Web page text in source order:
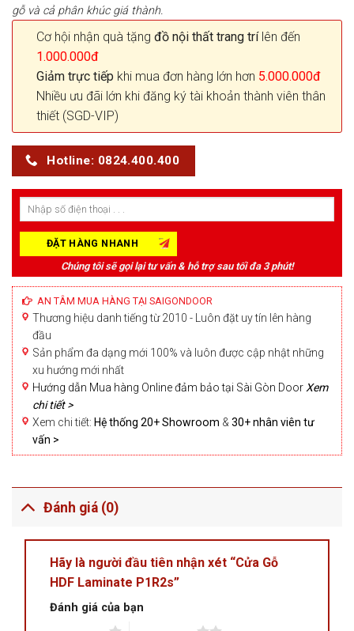
gỗ và cả phân khúc giá thành.
Cơ hội nhận quà tặng đồ nội thất trang trílên đến
1.000.000đ
Giảm trực tiếp khi mua đơn hàng lớn hơn 5.000.000đ
Nhiều ưu đãi lớn khi đăng ký tài khoản thành viên thân
thiết (SGD-VIP)
Hotline: 0824.400.400
Chúng tôi sẽ gọi lại tư vấn & hỗ trợ sau tối đa 3 phút!
AN TÂM MUA HÀNG TẠI SAIGONDOOR
Thương hiệu danh tiếng từ 2010 - Luôn đặt uy tín lên hàng
đầu
Sản phẩm đa dạng mới 100% và luôn được cập nhật những
xu hướng mới nhất
Hướng dẫn Mua hàng Online đảm bảo tại Sài Gòn Door Xem
chi tiết >
Xem chi tiết: Hệ thống 20+ Showroom & 30+ nhân viên tư
vấn >
Đánh giá (0)
Hãy là người đầu tiên nhận xét “Cửa Gỗ
HDF Laminate P1R2s”
Đánh giá của bạn